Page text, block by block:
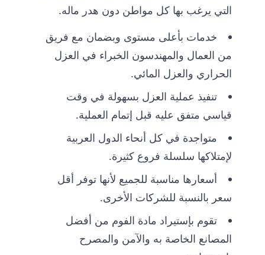
التي يرغب بها كل مواطن دون هدر ماله.
خدمات بأعلى مستوى وبضمان مع فريق
من العمال والمهندسون الخبراء في العزل
الحراري والعزل المائي.
تنفيذ عملية العزل بسهولة في وقت
قياسي متفق عليه قبل إتمام العملية.
متواجدة في كل أنحاء الدول العربية
لإمتلاكها سلسلة فروع كثيرة.
أسعارها مناسبة للجميع لأنها توفر أقل
سعر بالنسبة للشركات الأخرى.
تقوم بإستيراد مادة الفوم من أفضل
المصانع الخاصة به والآمن والمصرح